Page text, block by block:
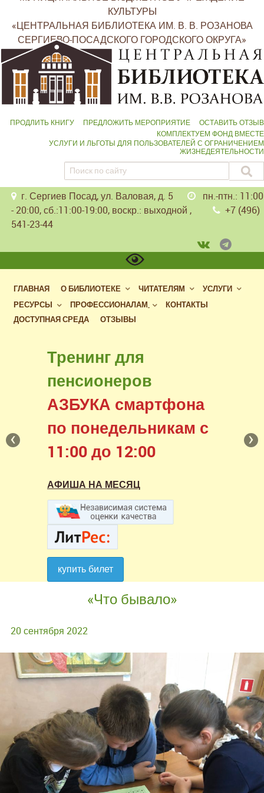
КУЛЬТУРЫ
«ЦЕНТРАЛЬНАЯ БИБЛИОТЕКА ИМ. В. В. РОЗАНОВА
СЕРГИЕВО-ПОСАДСКОГО ГОРОДСКОГО ОКРУГА»
ПРОДЛИТЬ КНИГУ ПРЕДЛОЖИТЬ МЕРОПРИЯТИЕ
ОСТАВИТЬ ОТЗЫВ
КОМПЛЕКТУЕМ ФОНД ВМЕСТЕ
УСЛУГИ И ЛЬГОТЫ ДЛЯ ПОЛЬЗОВАТЕЛЕЙ С ОГРАНИЧЕНИЕМ
ЖИЗНЕДЕЯТЕЛЬНОСТИ
г. Сергиев Посад, ул. Валовая, д. 5
пн.-птн.: 11:00
- 20:00, сб.:11:00-19:00, воскр.: выходной ,
+7 (496)
541-23-44
ГЛАВНАЯ О БИБЛИОТЕКЕ ЧИТАТЕЛЯМ
УСЛУГИ
РЕСУРСЫ
ПРОФЕССИОНАЛАМ
КОНТАКТЫ
ДОСТУПНАЯ СРЕДА
ОТЗЫВЫ
Бесплатный доступ
к фондам российских
библиотек
в нашем читальном зале
АФИША НА МЕСЯЦ
купить билет
Тренинг для
пенсионеров
АЗБУКА смартфона
по понедельникам с
11:00 до 12:00
АФИША НА МЕСЯЦ
купить билет
›
‹
«Что бывало»
20 сентября 2022